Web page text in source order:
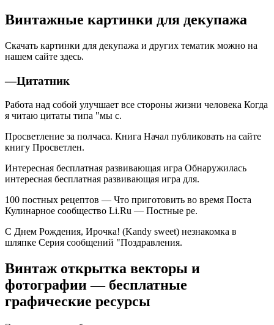
Винтажные картинки для декупажа
Скачать картинки для декупажа и других тематик можно на
нашем сайте здесь.
—Цитатник
Работа над собой улучшает все стороны жизни человека Когда
я читаю цитаты типа "мы с.
Просветление за полчаса. Книга Начал публиковать на сайте
книгу Просветлен.
Интересная бесплатная развивающая игра Обнаружилась
интересная бесплатная развивающая игра для.
100 постных рецептов — Что приготовить во время Поста
Кулинарное сообщество Li.Ru — Постные ре.
С Днем Рождения, Ирочка! (Kandy sweet) незнакомка в
шляпке Серия сообщений "Поздравления.
Винтаж открытка векторы и
фотографии — бесплатные
графические ресурсы